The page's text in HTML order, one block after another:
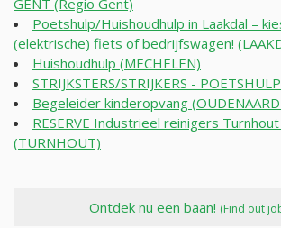
GENT (Regio Gent)
Poetshulp/Huishoudhulp in Laakdal –
(elektrische) fiets of bedrijfswagen!
Huishoudhulp (MECHELEN)
STRIJKSTERS/STRIJKERS -
Begeleider kinderopvang
RESERVE Industrieel reinigers
(TURNHOUT)
Ontdek nu een baan! (Find out